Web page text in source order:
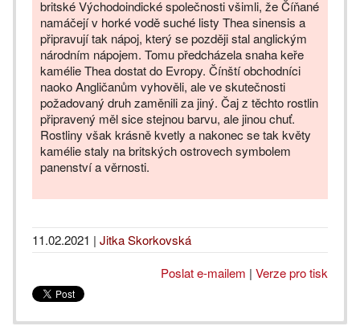
britské Východoindické společnosti všimli, že Číňané
namáčejí v horké vodě suché listy Thea sinensis a
připravují tak nápoj, který se později stal anglickým
národním nápojem. Tomu předcházela snaha keře
kamélie Thea dostat do Evropy. Čínští obchodníci
naoko Angličanům vyhověli, ale ve skutečnosti
požadovaný druh zaměnili za jiný. Čaj z těchto rostlin
připravený měl sice stejnou barvu, ale jinou chuť.
Rostliny však krásně kvetly a nakonec se tak květy
kamélie staly na britských ostrovech symbolem
panenství a věrnosti.
11.02.2021 | Jitka Skorkovská
Poslat e-mailem | Verze pro tisk